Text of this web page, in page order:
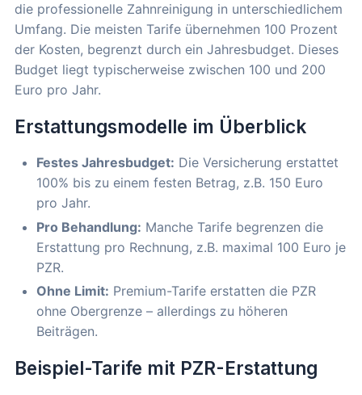
die professionelle Zahnreinigung in unterschiedlichem
Umfang. Die meisten Tarife übernehmen 100 Prozent
der Kosten, begrenzt durch ein Jahresbudget. Dieses
Budget liegt typischerweise zwischen 100 und 200
Euro pro Jahr.
Erstattungsmodelle im Überblick
Festes Jahresbudget: Die Versicherung erstattet
100% bis zu einem festen Betrag, z.B. 150 Euro
pro Jahr.
Pro Behandlung: Manche Tarife begrenzen die
Erstattung pro Rechnung, z.B. maximal 100 Euro je
PZR.
Ohne Limit: Premium-Tarife erstatten die PZR
ohne Obergrenze – allerdings zu höheren
Beiträgen.
Beispiel-Tarife mit PZR-Erstattung